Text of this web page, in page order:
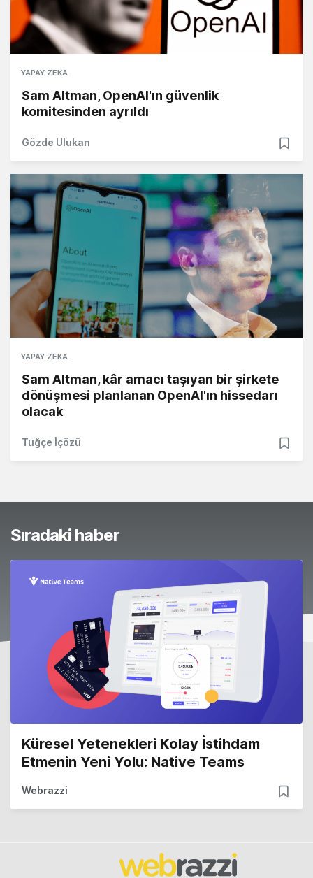
YAPAY ZEKA
Sam Altman, OpenAI'ın güvenlik
komitesinden ayrıldı
Gözde Ulukan
YAPAY ZEKA
Sam Altman, kâr amacı taşıyan bir şirkete
dönüşmesi planlanan OpenAI'ın hissedarı
olacak
Tuğçe İçözü
Sıradaki haber
Küresel Yetenekleri Kolay İstihdam
Etmenin Yeni Yolu: Native Teams
Webrazzi